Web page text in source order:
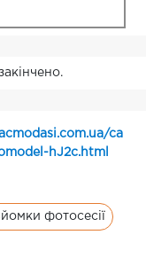
ca
hJ2c.html
фотосесії